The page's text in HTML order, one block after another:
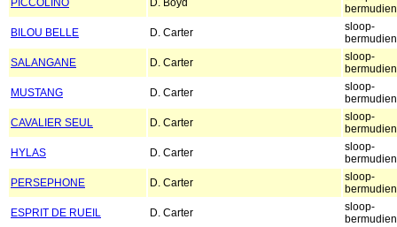
PICCOLINO
D. Boyd
bermudien
BILOU BELLE
D. Carter
sloop-
bermudien
SALANGANE
D. Carter
sloop-
bermudien
MUSTANG
D. Carter
sloop-
bermudien
CAVALIER SEUL
D. Carter
sloop-
bermudien
HYLAS
D. Carter
sloop-
bermudien
PERSEPHONE
D. Carter
sloop-
bermudien
ESPRIT DE RUEIL
D. Carter
sloop-
bermudien